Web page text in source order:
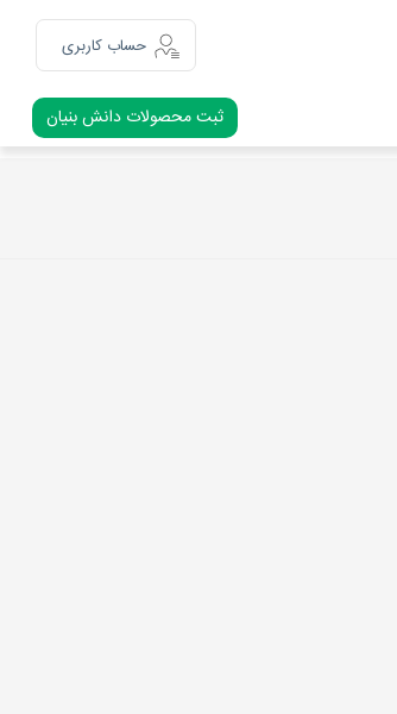
حساب کاربری
ثبت نام
ورود
ثبت محصولات دانش بنیان